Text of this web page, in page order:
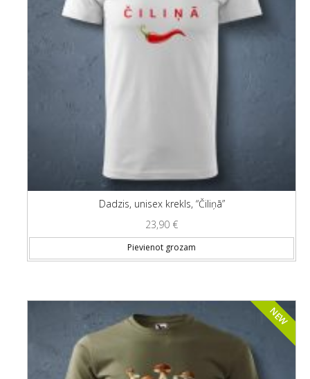
Dadzis, unisex krekls, “Čiliņā”
23,90 €
Pievienot grozam
NEW